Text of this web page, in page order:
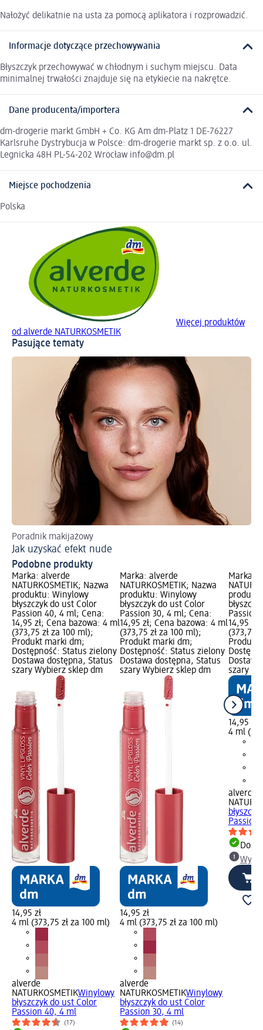
Nałożyć delikatnie na usta za pomocą aplikatora i rozprowadzić.
Informacje dotyczące przechowywania
Błyszczyk przechowywać w chłodnym i suchym miejscu. Data
minimalnej trwałości znajduje się na etykiecie na nakrętce.
Dane producenta/importera
dm-drogerie markt GmbH + Co. KG Am dm-Platz 1 DE-76227
Karlsruhe Dystrybucja w Polsce: dm-drogerie markt sp. z o.o. ul.
Legnicka 48H PL-54-202 Wrocław info@dm.pl
Miejsce pochodzenia
Polska
Więcej produktów
od alverde NATURKOSMETIK
Pasujące tematy
Poradnik makijażowy
Jak uzyskać efekt nude
Podobne produkty
Marka: alverde
NATURKOSMETIK; Nazwa
produktu: Winylowy
błyszczyk do ust Color
Passion 40, 4 ml; Cena:
14,95 zł; Cena bazowa: 4 ml
(373,75 zł za 100 ml);
Produkt marki dm;
Dostępność: Status zielony
Dostawa dostępna, Status
szary Wybierz sklep dm
14,95 zł
4 ml (373,75 zł za 100 ml)
alverde
NATURKOSMETIKWinylowy
błyszczyk do ust Color
Passion 40, 4 ml
(17)
Marka: alverde
NATURKOSMETIK; Nazwa
produktu: Winylowy
błyszczyk do ust Color
Passion 30, 4 ml; Cena:
14,95 zł; Cena bazowa: 4 ml
(373,75 zł za 100 ml);
Produkt marki dm;
Dostępność: Status zielony
Dostawa dostępna, Status
szary Wybierz sklep dm
14,95 zł
4 ml (373,75 zł za 100 ml)
alverde
NATURKOSMETIKWinylowy
błyszczyk do ust Color
Passion 30, 4 ml
(14)
Marka:
Passion
14,95
(373,75
Produkt
szary
14,95 zł
4 ml
alverde
Passion